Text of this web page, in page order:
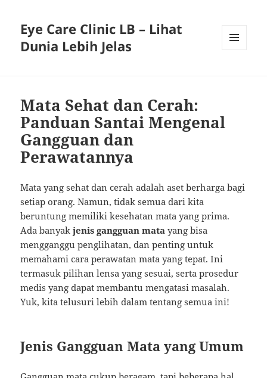
Eye Care Clinic LB – Lihat
Dunia Lebih Jelas
Mata Sehat dan Cerah:
Panduan Santai Mengenal
Gangguan dan
Perawatannya
Mata yang sehat dan cerah adalah aset berharga bagi
setiap orang. Namun, tidak semua dari kita
beruntung memiliki kesehatan mata yang prima.
Ada banyakjenis gangguan mata yang bisa
mengganggu penglihatan, dan penting untuk
memahami cara perawatan mata yang tepat. Ini
termasuk pilihan lensa yang sesuai, serta prosedur
medis yang dapat membantu mengatasi masalah.
Yuk, kita telusuri lebih dalam tentang semua ini!
Jenis Gangguan Mata yang Umum